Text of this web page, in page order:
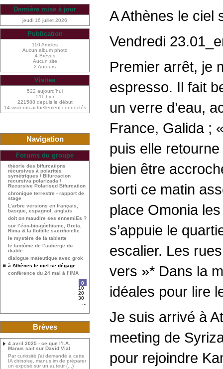
A Athènes le ciel
Vendredi
Premier arrêt, je
espresso. Il fait
un verre d’eau,
France, Galida ;
puis elle
bien être
sorti ce matin
place Omonia
s’appuie le
escalier. Les
vers »* Dans la
idéales pour lire
Je suis arrivé à
meeting de
pour rejoindre
Dernière mise à jour
jeudi 16 juillet 2026
Publication
110 Articles
Aucun album photo
4 Brèves
Aucun site
2 Auteurs
Visites
522 aujourd’hui
511 hier
221588 depuis le début
14 visiteurs actuellement connectés
Navigation
Forums du groupe
théorie des bifurcations
récursives à polarités
symétriques / Bifurcacion
recursiva polarizada /
Recursive Polarised Bifurcation
chronique terrestre - rapport de
stage
L’arbre versions en français,
basque, espagnol, anglais
doit on maudire ses ennemiEs ?
sur l’éco-bio-gôchisme, Greta,
Rima & la flottille sacrificielle
le mystère de la tablette
le fantôme de l’auberge du
diable
dialogue maïeutique avec grok
à Athènes le ciel se dégage
conférence du 24 mai à l’IMA
0
10
20
30
Brèves
4 avril 2025 - ce que l’I.A.
Manus sait sur David Vial
Par curiosité j’ai demandé à cette
IA chinoise, manus.im de préparer
un exposé sur un auteur (...)